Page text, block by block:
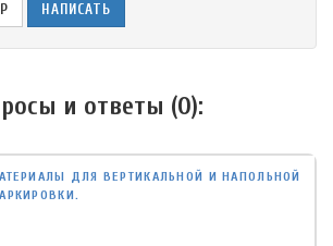
и ответы (0):
ДЛЯ ВЕРТИКАЛЬНОЙ И НАПОЛЬНОЙ